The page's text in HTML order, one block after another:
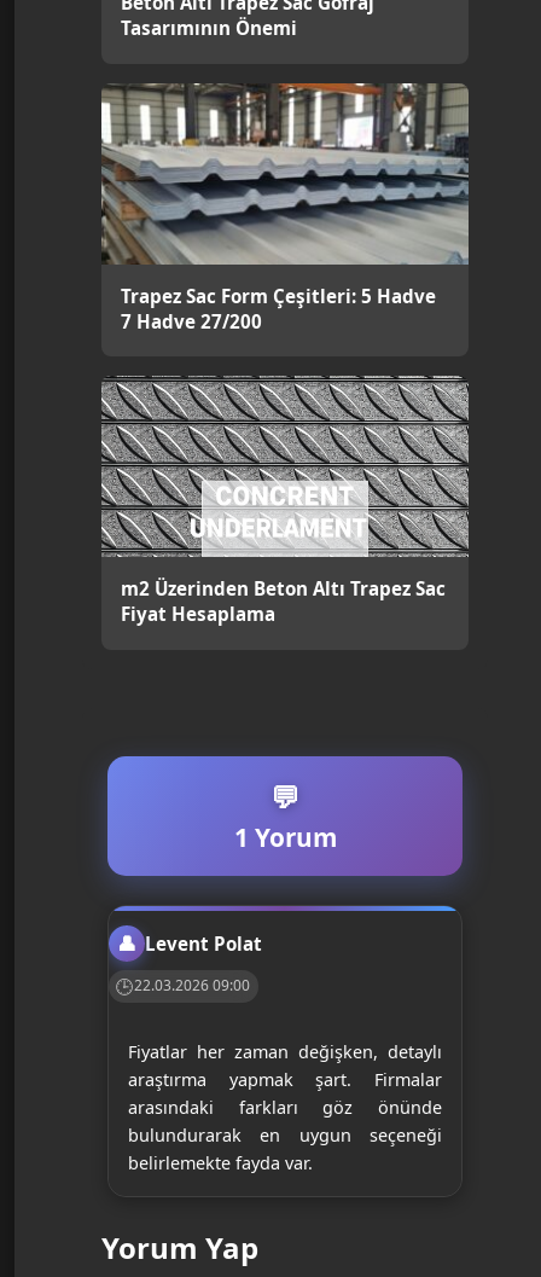
Tasarımının Önemi
Trapez Sac Form Çeşitleri: 5 Hadve
7 Hadve 27/200
m2 Üzerinden Beton Altı Trapez Sac
Fiyat Hesaplama
1 Yorum
Levent Polat
22.03.2026 09:00
Fiyatlar her zaman değişken, detaylı
araştırma yapmak şart. Firmalar
arasındaki farkları göz önünde
bulundurarak en uygun seçeneği
belirlemekte fayda var.
Yorum Yap